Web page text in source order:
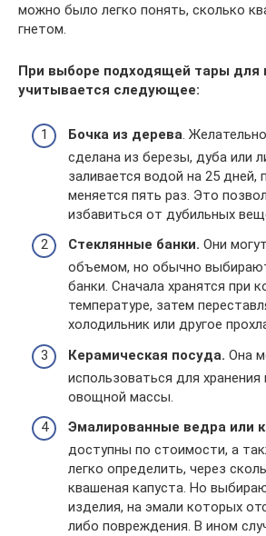
можно было легко понять, сколько
гнетом.
При выборе подходящей тары для
учитывается следующее:
Бочка из дерева .
сделана из березы, дуба или
заливается водой на 25 дней,
меняется пять раз. Это
избавиться от дубильных
Стеклянные банки. Они
объемом, но обычно
банки. Сначала хранятся при
температуре, затем
холодильник или другое
Керамическая посуда. Она
использоваться для хранения
овощной массы.
Эмалированные ведра или
доступны по стоимости, а
легко определить, через
квашеная капуста. Но
изделия, на эмали которых
либо повреждения. В ином